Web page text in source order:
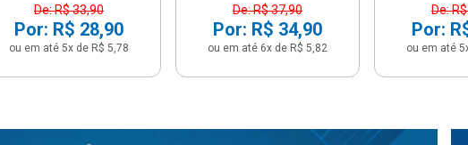
De: R$ 33,90
Por: R$ 28,90
ou em até 5x de R$ 5,78
De: R$ 37,90
Por: R$ 34,90
ou em até 6x de R$ 5,82
De:
Por:
ou em até